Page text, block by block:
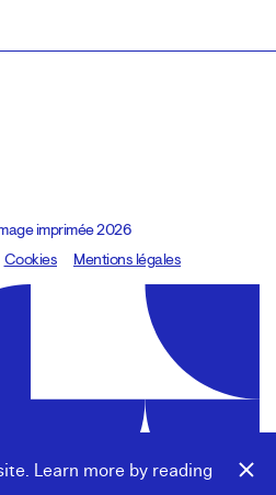
Learn more by reading
imprimée 2026
8080.studio
Cookies Mentions légales